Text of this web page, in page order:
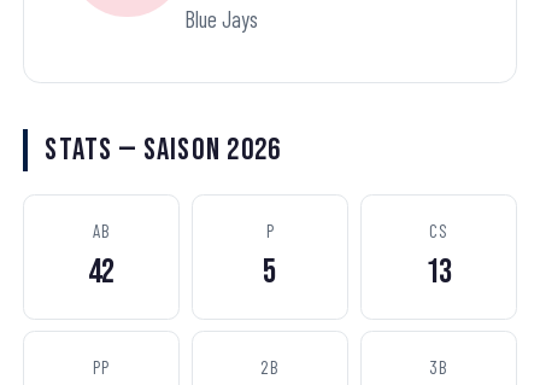
Blue Jays
Stats — Saison 2026
AB
42
P
5
CS
13
PP 2B 3B